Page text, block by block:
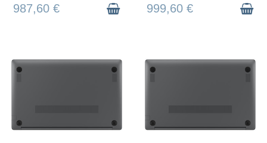
987,60 € 999,60 €